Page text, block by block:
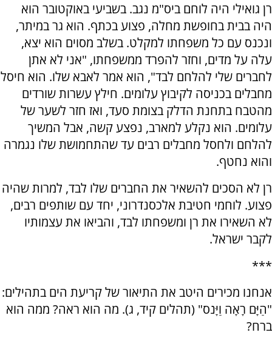
רן גואילי היה לוחם ביס"מ נגב. בשביעי באוקטובר הוא
היה בבית בחופשת מחלה, פצוע בכתף. הוא גר במיתר,
ונכנס עם כל משפחתו למקלט. בשלב מסוים הוא יצא,
עלה על מדים, וחזר להפרד ממשפחתו, "אני לא אתן
לחברים שלי להלחם לבד", הוא אמר לאבא שלו. הוא חיסל
מחבלים בכניסה לקיבוץ עלומים. חילץ עשרות שורדים
מהטבח בתחנת הדלק בצומת סעד, ואז חזר לשער של
עלומים. הוא נקלע למארב, נפצע קשה, אבל המשיך
להלחם ולחסל מחבלים רבים עד שהתחמושת שלו נגמרה
והוא נחטף.
רן לא הסכים להשאיר את החברים שלו לבד, למרות שהיה
פצוע. לוחמי חטיבת אלכסנדרוני, יחד עם שותפים רבים,
לא השאירו את רן ומשפחתו לבד, והביאו את עצמותיו
לקבר ישראל.
***
אנחנו מכירים היטב את התיאור של קריעת הים בתהילים:
"הַיָּם רָאָה וַיָּנֹס" (תהלים קיד, ג). מה הוא ראה? ממה הוא
ברח?